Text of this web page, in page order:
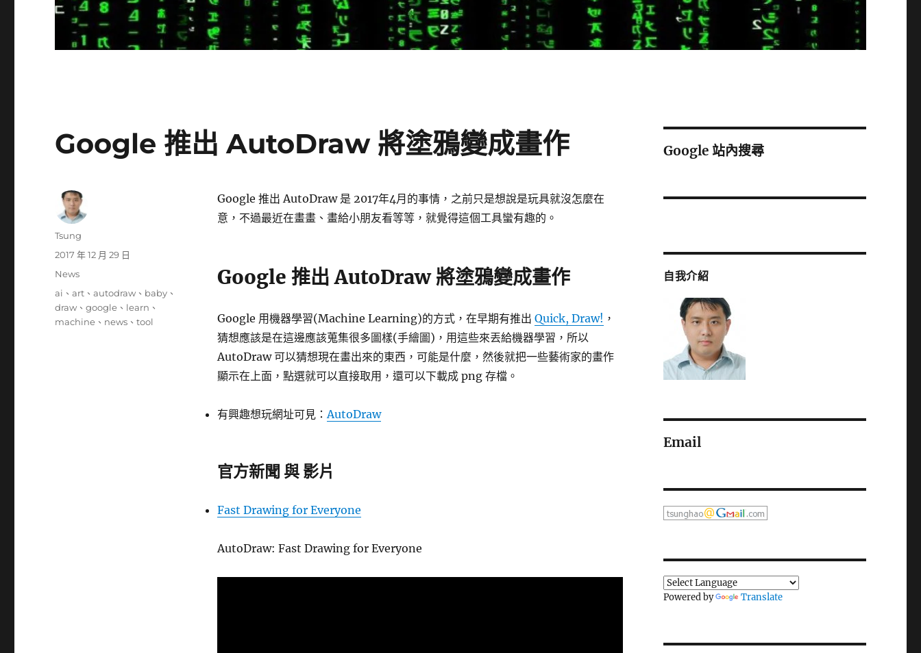
Google 推出 AutoDraw 將塗鴉變成畫作
Google 推出 AutoDraw 是 2017年4月的事情，之前只是想說是玩具就沒怎麼在
意，不過最近在畫畫、畫給小朋友看等等，就覺得這個工具蠻有趣的。
Google 推出 AutoDraw 將塗鴉變成畫作
Google 用機器學習(Machine Learning)的方式，在早期有推出 Quick, Draw! ，
猜想應該是在這邊應該蒐集很多圖樣(手繪圖)，用這些來丟給機器學習，所以
AutoDraw 可以猜想現在畫出來的東西，可能是什麼，然後就把一些藝術家的畫作
顯示在上面，點選就可以直接取用，還可以下載成 png 存檔。
有興趣想玩網址可見：AutoDraw
官方新聞 與 影片
Fast Drawing for Everyone
AutoDraw: Fast Drawing for Everyone
作
Tsung
發
期:
2017 年 12 月 29 日
分
類
News
標
籤
ai 、art 、autodraw 、 baby 、
draw 、google 、 learn 、
machine 、 news 、tool
Google 站內搜尋
自我介紹
Email
Powered by Translate